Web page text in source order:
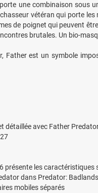
une combinaison sous
vétéran qui porte
de poignet qui peuvent
brutales. Un bio-
Father est un symbole
détaillée avec Father
présente les caractéristiques
dans Predator: Badlands
mobiles séparés